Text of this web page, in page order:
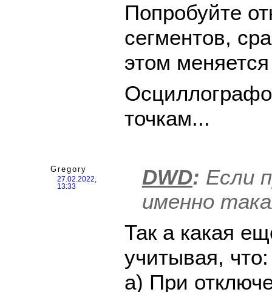
Попробуйте
сегментов,
этом
точкам...
Gregory
27.02.2022,
13:33
DWD: Если
именно
Так а какая
учитывая, что:
а) При